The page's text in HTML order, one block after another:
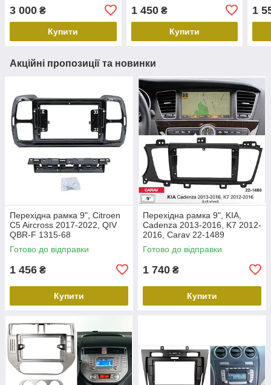
3 000 ₴
Купити
1 450₴
Купити
1
Акційні пропозиції та новинки
Перехідна рамка 9", Citroen
C5 Aircross 2017-2022, QIV
QBR-F 1315-68
Готово до відправки
1 456 ₴
Купити
Перехідна рамка 9", KIA,
Cadenza 2013-2016, K7 2012-
2016, Carav 22-1489
Готово до відправки
1 740 ₴
Купити